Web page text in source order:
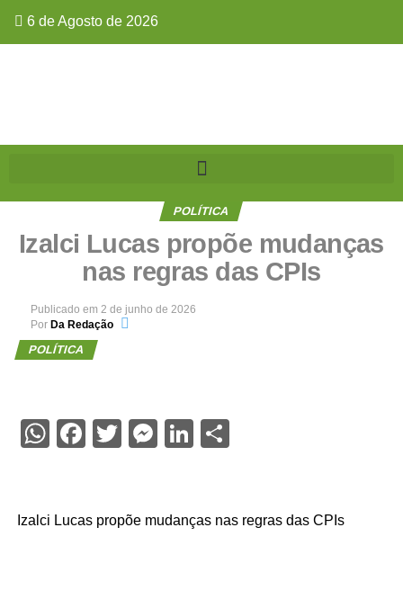
6 de Agosto de 2026
POLÍTICA
Izalci Lucas propõe mudanças
nas regras das CPIs
Publicado em 2 de junho de 2026
Por Da Redação
POLÍTICA
WhatsApp
Facebook
Twitter
Messenger
LinkedIn
Share
Izalci Lucas propõe mudanças nas regras das CPIs